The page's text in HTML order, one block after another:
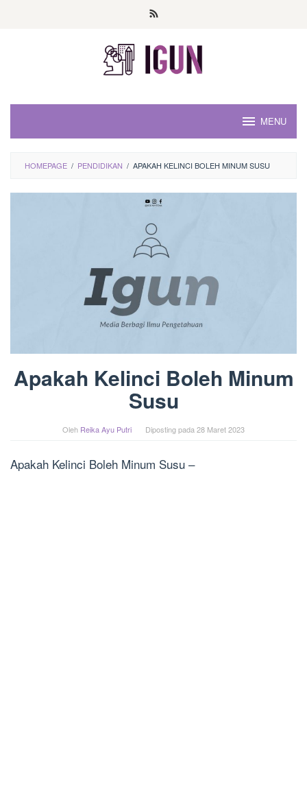
MENU
HOMEPAGE / PENDIDIKAN / APAKAH KELINCI BOLEH MINUM SUSU
Apakah Kelinci Boleh Minum
Susu
Oleh Reika Ayu Putri Diposting pada 28 Maret 2023
Apakah Kelinci Boleh Minum Susu –